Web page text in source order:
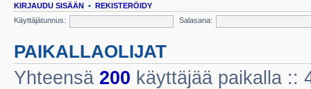
KIRJAUDU SISÄÄN • REKISTERÖIDY
Käyttäjätunnus:
Salasana:
PAIKALLAOLIJAT
Yhteensä 200 käyttäjää paikalla ::